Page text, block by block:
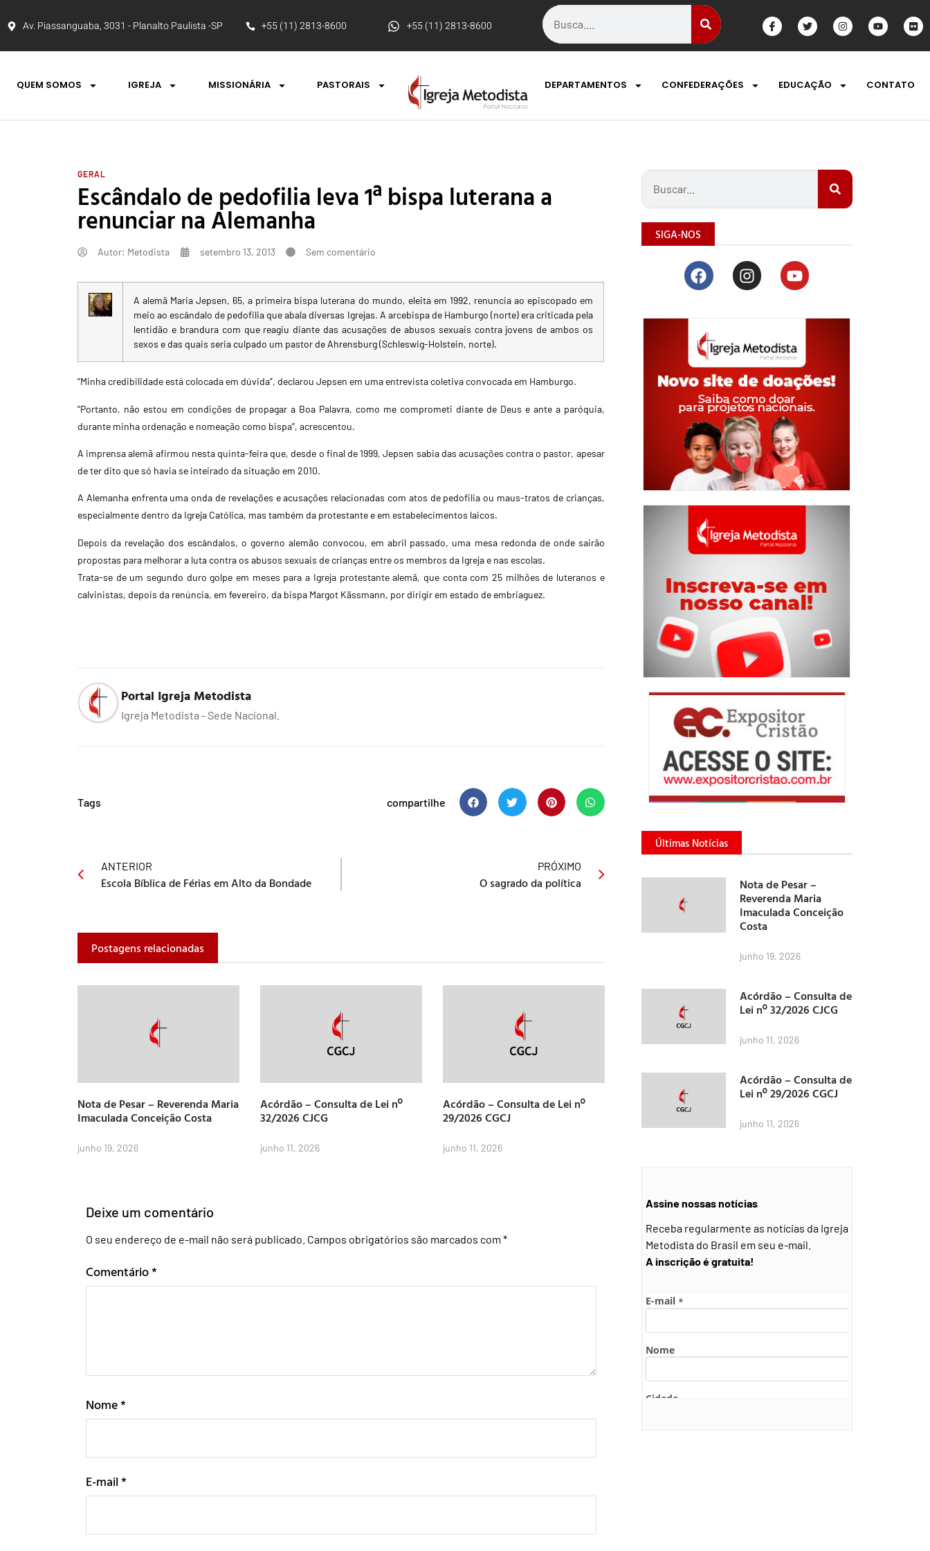
Av. Piassanguaba, 3031 - Planalto Paulista -SP +55 (11) 2813-8600 +55 (11) 2813-8600
QUEM SOMOS IGREJA MISSIONÁRIA PASTORAIS DEPARTAMENTOS CONFEDERAÇÕES EDUCAÇÃO CONTATO
GERAL
Escândalo de pedofilia leva 1ª bispa luterana a
renunciar na Alemanha
Autor: Metodista setembro 13, 2013 Sem comentário
A alemã Maria Jepsen, 65, a primeira bispa luterana do mundo, eleita em 1992, renuncia ao episcopado em
meio ao escândalo de pedofilia que abala diversas Igrejas. A arcebispa de Hamburgo (norte) era criticada pela
lentidão e brandura com que reagiu diante das acusações de abusos sexuais contra jovens de ambos os
sexos e das quais seria culpado um pastor de Ahrensburg (Schleswig-Holstein, norte).
“Minha credibilidade está colocada em dúvida”, declarou Jepsen em uma entrevista coletiva convocada em Hamburgo.
“Portanto, não estou em condições de propagar a Boa Palavra, como me comprometi diante de Deus e ante a paróquia,
durante minha ordenação e nomeação como bispa”, acrescentou.
A imprensa alemã afirmou nesta quinta-feira que, desde o final de 1999, Jepsen sabia das acusações contra o pastor, apesar
de ter dito que só havia se inteirado da situação em 2010.
A Alemanha enfrenta uma onda de revelações e acusações relacionadas com atos de pedofilia ou maus-tratos de crianças,
especialmente dentro da Igreja Católica, mas também da protestante e em estabelecimentos laicos.
Depois da revelação dos escândalos, o governo alemão convocou, em abril passado, uma mesa redonda de onde sairão
propostas para melhorar a luta contra os abusos sexuais de crianças entre os membros da Igreja e nas escolas.
Trata-se de um segundo duro golpe em meses para a Igreja protestante alemã, que conta com 25 milhões de luteranos e
calvinistas, depois da renúncia, em fevereiro, da bispa Margot Kässmann, por dirigir em estado de embriaguez.
Portal Igreja Metodista
Igreja Metodista - Sede Nacional.
Tags compartilhe
ANTERIOR
Escola Bíblica de Férias em Alto da Bondade
PRÓXIMO
O sagrado da política
Postagens relacionadas
Nota de Pesar – Reverenda Maria
Imaculada Conceição Costa
junho 19, 2026
Acórdão – Consulta de Lei nº
32/2026 CJCG
junho 11, 2026
Acórdão – Consulta de Lei nº
29/2026 CGCJ
junho 11, 2026
Deixe um comentário
O seu endereço de e-mail não será publicado. Campos obrigatórios são marcados com *
Comentário*
Nome*
E-mail*
SIGA-NOS
Últimas Notícias
Nota de Pesar –
Reverenda Maria
Imaculada Conceição
Costa
junho 19, 2026
Acórdão – Consulta de
Lei nº 32/2026 CJCG
junho 11, 2026
Acórdão – Consulta de
Lei nº 29/2026 CGCJ
junho 11, 2026
Assine nossas notícias
Receba regularmente as notícias da Igreja
Metodista do Brasil em seu e-mail.
A inscrição é gratuita!